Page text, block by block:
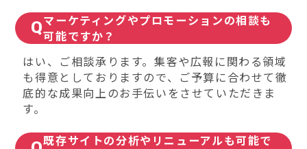
マーケティングやプロモーションの相談も
可能ですか？
はい、ご相談承ります。集客や広報に関わる領域
も得意としておりますので、ご予算に合わせて徹
底的な成果向上のお手伝いをさせていただきま
す。
既存サイトの分析やリニューアルも可能で